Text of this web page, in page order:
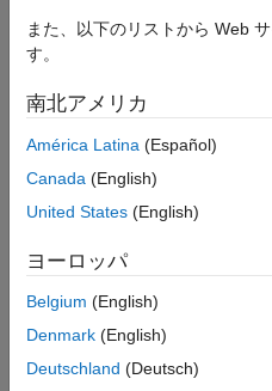
ON THIS PAGE
Syntax
Input Arguments
Examples
Version History
See Also
Namespace:
Check a prerequisite
constraintobject
Syntax
Description
Specify a constraint as a
Model Advisor checks the
また、以下のリストから Web
す。
南北アメリカ
América Latina (Español)
Canada (English)
United States (English)
ヨーロッパ
Belgium (English)
Denmark (English)
Deutschland (Deutsch)